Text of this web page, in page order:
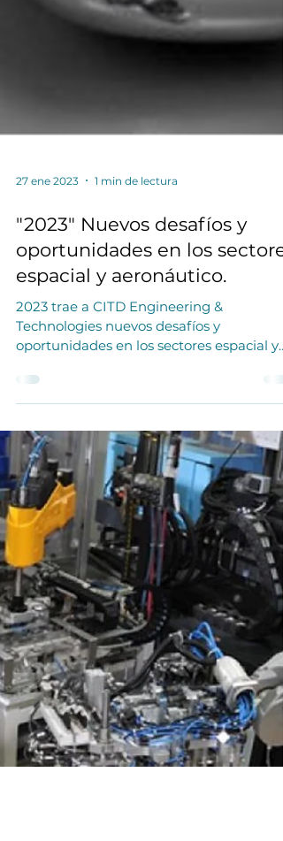
27 ene 2023 1 min de lectura
"2023" Nuevos desafíos y
oportunidades en los
espacial y aeronáutico.
2023 trae a CITD Engineering &
oportunidades en los sectores espacial y
aeronáutico. Un año prometedor...